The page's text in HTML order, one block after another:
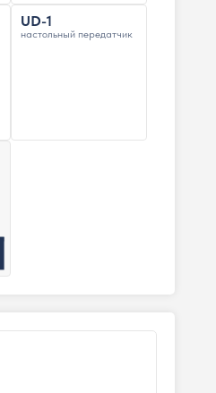
UD-1
настольный передатчик